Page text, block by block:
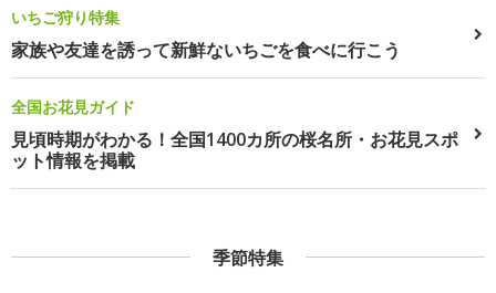
いちご狩り特集
家族や友達を誘って新鮮ないちごを食べに行こう
全国お花見ガイド
見頃時期がわかる！全国1400カ所の桜名所・お花見スポ
ット情報を掲載
季節特集